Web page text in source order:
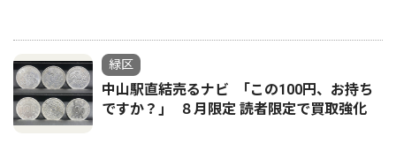
緑区
中山駅直結売るナビ ｢この100円、お持ち
ですか？｣ ８月限定 読者限定で買取強化